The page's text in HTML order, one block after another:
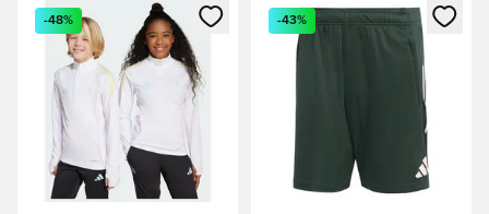
Megnyit egy modált a bejelentkezéshez vagy a tagként
-48%
Megnyit egy modált a
-43%